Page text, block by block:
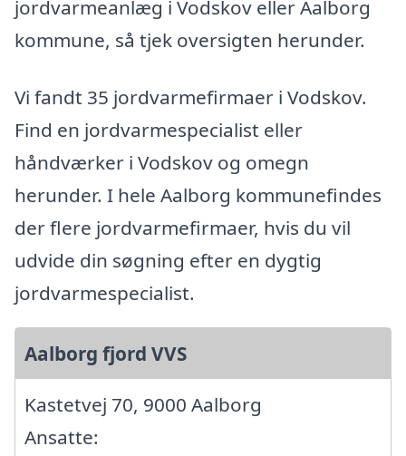
jordvarmeanlæg i Vodskov eller Aalborg
kommune, så tjek oversigten herunder.
Vi fandt 35 jordvarmefirmaer i Vodskov.
Find en jordvarmespecialist eller
håndværker i Vodskov og omegn
herunder. I hele Aalborg kommunefindes
der flere jordvarmefirmaer, hvis du vil
udvide din søgning efter en dygtig
jordvarmespecialist.
Aalborg fjord VVS
Kastetvej 70, 9000 Aalborg
Ansatte: